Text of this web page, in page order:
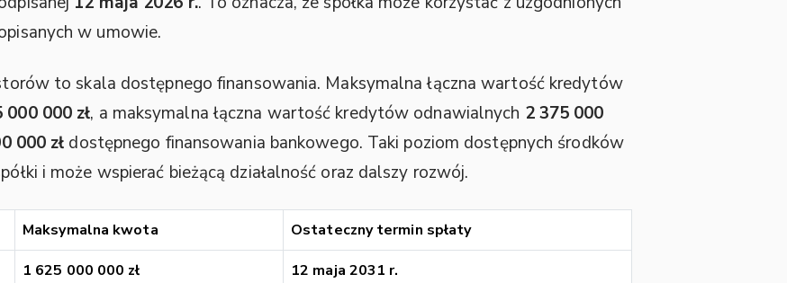
w umowie.
to skala dostępnego finansowania. Maksymalna łączna wartość kredytów
000 000 zł, a maksymalna łączna wartość kredytów odnawialnych 2 375 000
000 zł dostępnego finansowania bankowego. Taki poziom dostępnych środków
i może wspierać bieżącą działalność oraz dalszy rozwój.
Maksymalna kwota Ostateczny termin spłaty
1 625 000 000 zł 12 maja 2031 r.